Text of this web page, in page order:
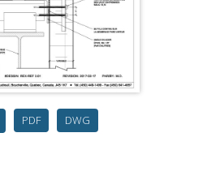
PDF DWG